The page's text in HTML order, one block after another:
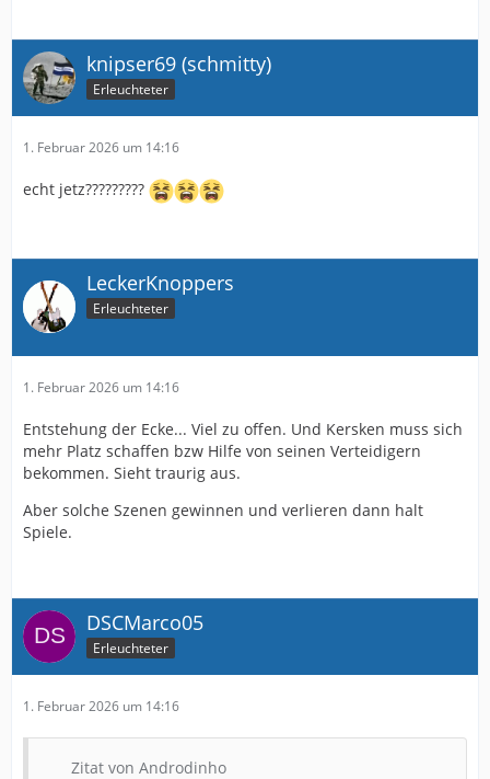
knipser69 (schmitty)
Erleuchteter
1. Februar 2026 um 14:16
echt jetz?????????
LeckerKnoppers
Erleuchteter
1. Februar 2026 um 14:16
Entstehung der Ecke... Viel zu offen. Und Kersken muss sich
mehr Platz schaffen bzw Hilfe von seinen Verteidigern
bekommen. Sieht traurig aus.
Aber solche Szenen gewinnen und verlieren dann halt
Spiele.
DSCMarco05
Erleuchteter
1. Februar 2026 um 14:16
Zitat von Androdinho